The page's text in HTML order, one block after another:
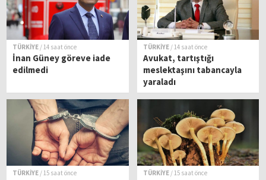
TÜRKİYE / 14 saat önce
İnan Güney göreve iade
edilmedi
TÜRKİYE / 14 saat önce
Avukat, tartıştığı
meslektaşını tabancayla
yaraladı
TÜRKİYE / 15 saat önce TÜRKİYE / 15 saat önce